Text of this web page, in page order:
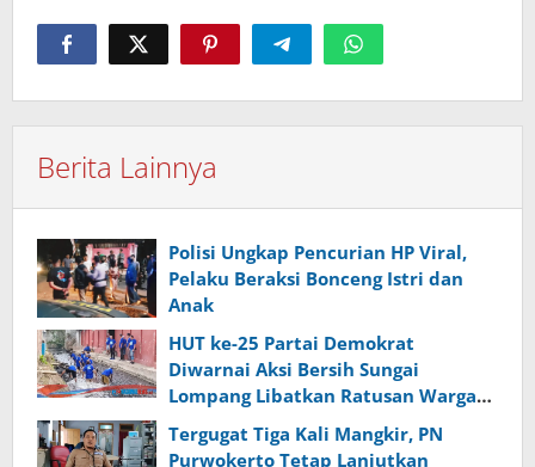
Berita Lainnya
Polisi Ungkap Pencurian HP Viral,
Pelaku Beraksi Bonceng Istri dan
Anak
HUT ke-25 Partai Demokrat
Diwarnai Aksi Bersih Sungai
Lompang Libatkan Ratusan Warga
Banyumas
Tergugat Tiga Kali Mangkir, PN
Purwokerto Tetap Lanjutkan